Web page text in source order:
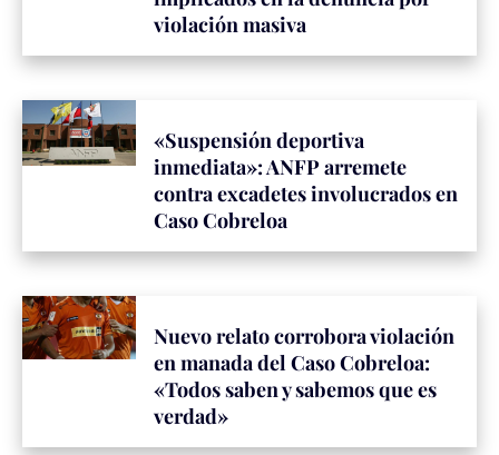
violación masiva
«Suspensión deportiva
inmediata»: ANFP arremete
contra excadetes involucrados en
Caso Cobreloa
Nuevo relato corrobora violación
en manada del Caso Cobreloa:
«Todos saben y sabemos que es
verdad»